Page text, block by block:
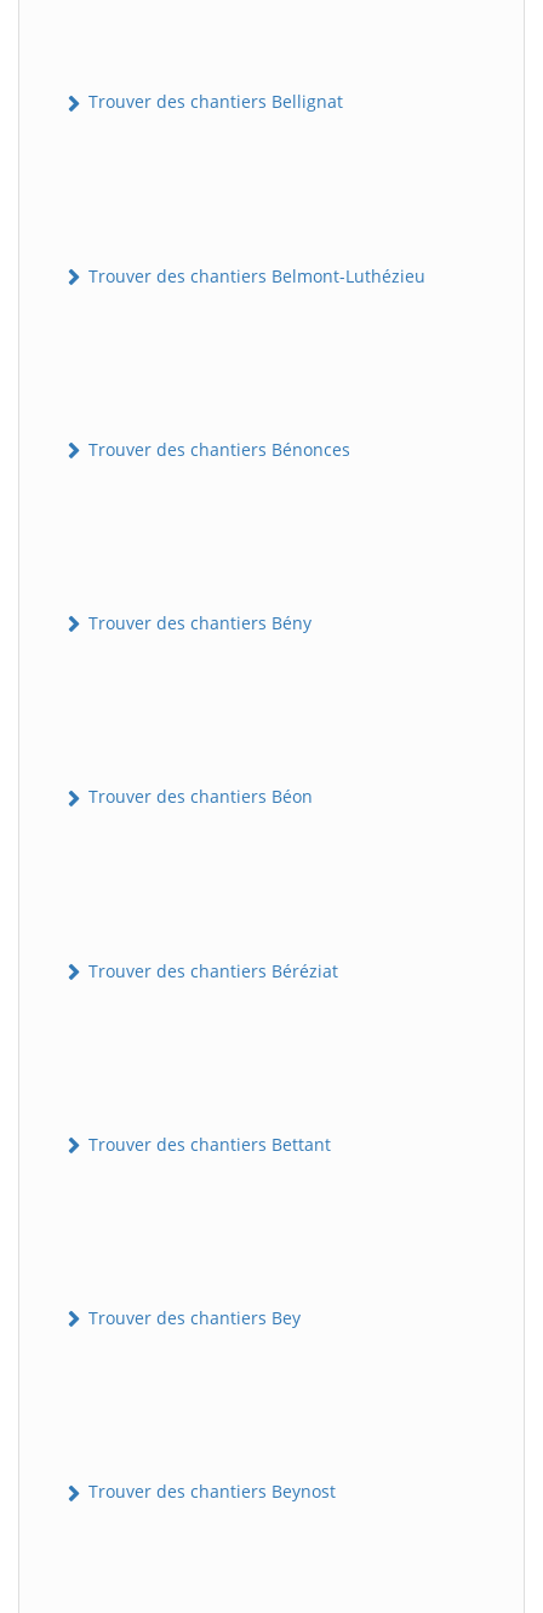
Trouver des chantiers Bellignat
Trouver des chantiers Belmont-Luthézieu
Trouver des chantiers Bénonces
Trouver des chantiers Bény
Trouver des chantiers Béon
Trouver des chantiers Béréziat
Trouver des chantiers Bettant
Trouver des chantiers Bey
Trouver des chantiers Beynost